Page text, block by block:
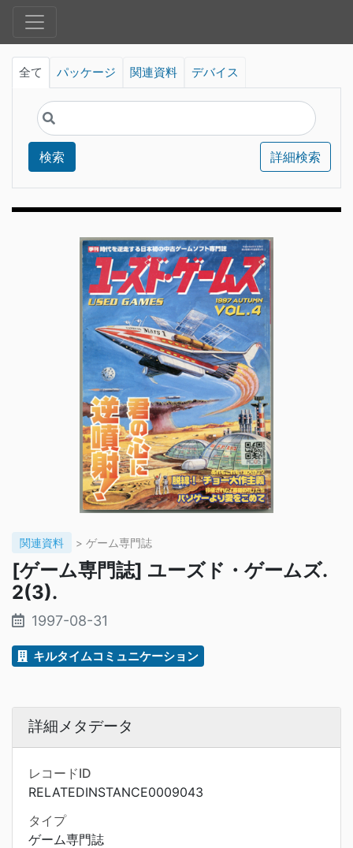
全て パッケージ 関連資料 デバイス
検索 詳細検索
関連資料 > ゲーム専門誌
[ゲーム専門誌] ユーズド・ゲームズ.
2(3).
1997-08-31
キルタイムコミュニケーション
詳細メタデータ
レコードID
RELATEDINSTANCE0009043
タイプ
ゲーム専門誌